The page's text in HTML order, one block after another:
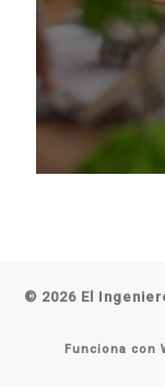
© 2026 El
Funciona con